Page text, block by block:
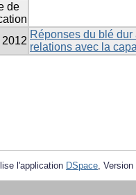
de
2012
Réponses du blé
relations avec la
l'application DSpace,